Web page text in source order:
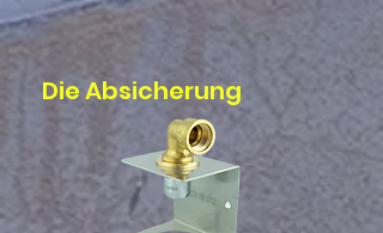
Die Absicherung